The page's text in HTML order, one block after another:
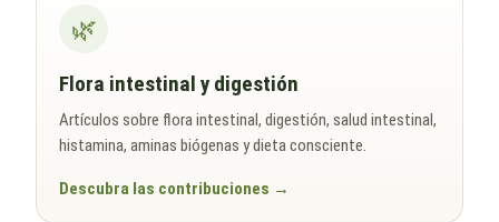
🌿
Flora intestinal y digestión
Artículos sobre flora intestinal, digestión, salud intestinal,
histamina, aminas biógenas y dieta consciente.
Descubra las contribuciones